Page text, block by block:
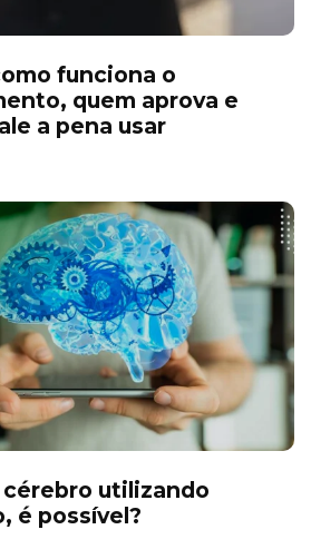
funciona o
quem aprova e
a pena usar
utilizando
é possível?